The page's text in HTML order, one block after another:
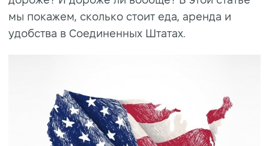
мы покажем, сколько стоит еда, аренда и
удобства в Соединенных Штатах.